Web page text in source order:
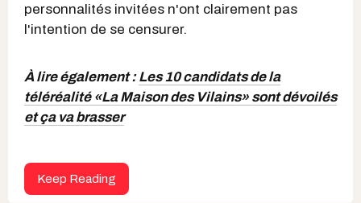
personnalités invitées n'ont clairement pas
l'intention de se censurer.
À lire également :Les 10 candidats de la
téléréalité «La Maison des Vilains» sont dévoilés
et ça va brasser
Keep Reading